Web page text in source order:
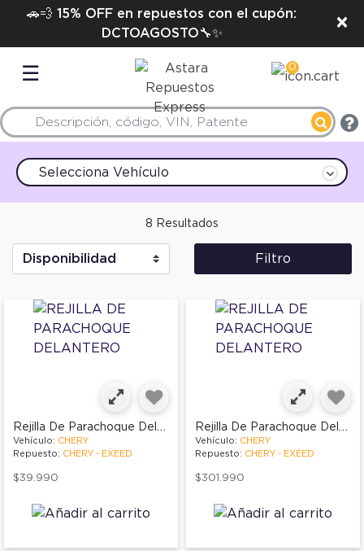
🚗💨 15% OFF en repuestos con el cupón:
DCTOAGOSTO🔧✨
×
☰ 0
Selecciona Vehículo
8 Resultados
Filtro
Rejilla De Parachoque Delantero
Vehículo: CHERY
Repuesto: CHERY - EXEED
$39.990
Rejilla De Parachoque Delantero
Vehículo: CHERY
Repuesto: CHERY - EXEED
$301.990